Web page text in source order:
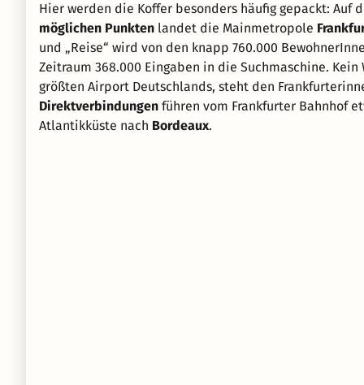
Hier werden die Koffer besonders häufig gepackt: Auf
möglichen Punkten landet die Mainmetropole
und „Reise“ wird von den knapp 760.000
Zeitraum 368.000 Eingaben in die Suchmaschine.
größten Airport Deutschlands, steht den
Direktverbindungen führen vom Frankfurter Bahnhof
Atlantikküste nach Bordeaux.